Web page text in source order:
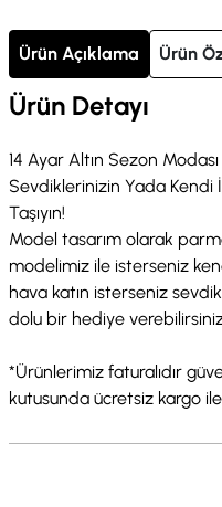
Ürün Açıklama Ürün
Ürün Detayı
14 Ayar Altın Sezon
Sevdiklerinizin Yada Kendi
Taşıyın!
Model tasarım olarak
modelimiz ile isterseniz
hava katın isterseniz
dolu bir hediye
*Ürünlerimiz faturalıdır
kutusunda ücretsiz kargo